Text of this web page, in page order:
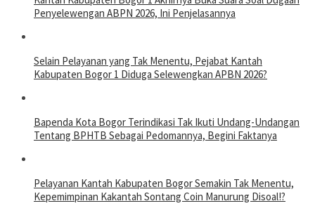
Penyelewengan ABPN 2026, Ini Penjelasannya
Selain Pelayanan yang Tak Menentu, Pejabat Kantah
Kabupaten Bogor 1 Diduga Selewengkan APBN 2026?
Bapenda Kota Bogor Terindikasi Tak Ikuti Undang-Undangan
Tentang BPHTB Sebagai Pedomannya, Begini Faktanya
Pelayanan Kantah Kabupaten Bogor Semakin Tak Menentu,
Kepemimpinan Kakantah Sontang Coin Manurung Disoal!?